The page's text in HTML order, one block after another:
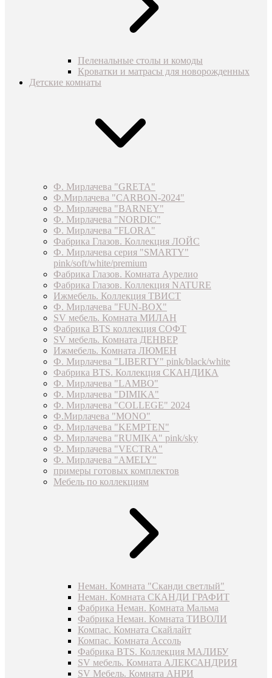
Пеленальные столы и комоды
Кроватки и матрасы для новорожденных
Детские комнаты
Ф. Мирлачева "GRETA"
Ф.Мирлачева "CARBON-2024"
Ф. Мирлачева "BARNEY"
Ф. Мирлачева "NORDIC"
Ф. Мирлачева "FLORA"
Фабрика Глазов. Коллекция ЛОЙС
Ф. Мирлачева серия "SMARTY"
pink/soft/white/premium
Фабрика Глазов. Комната Аурелио
Фабрика Глазов. Коллекция NATURE
Ижмебель. Коллекция ТВИСТ
Ф. Мирлачева "FUN-BOX"
SV мебель. Комната МИЛАН
Фабрика BTS коллекция СОФТ
SV мебель. Комната ДЕНВЕР
Ижмебель. Комната ЛЮМЕН
Ф. Мирлачева "LIBERTY" pink/black/white
Фабрика BTS. Коллекция СКАНДИКА
Ф. Мирлачева "LAMBO"
Ф. Мирлачева "DIMIKA"
Ф. Мирлачева "COLLEGE" 2024
Ф.Мирлачева "MONO"
Ф. Мирлачева "KEMPTEN"
Ф. Мирлачева "RUMIKA" pink/sky
Ф. Мирлачева "VECTRA"
Ф. Мирлачева "AMELY"
примеры готовых комплектов
Мебель по коллекциям
Неман. Комната "Сканди светлый"
Неман. Комната СКАНДИ ГРАФИТ
Фабрика Неман. Комната Мальма
Фабрика Неман. Комната ТИВОЛИ
Компас. Комната Скайлайт
Компас. Комната Ассоль
Фабрика BTS. Коллекция МАЛИБУ
SV мебель. Комната АЛЕКСАНДРИЯ
SV Мебель. Комната АНРИ